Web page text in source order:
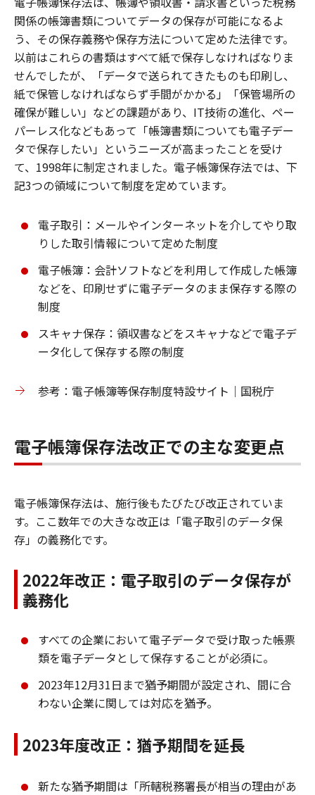
関係の帳簿書類についてデータの保存が可能になるよ
う、その保存義務や保存方法について定めた法律です。
以前はこれらの書類はすべて紙で保存しなければなりま
せんでしたが、「データで送られてきたものも印刷し、
紙で保管しなければならず手間がかかる」「保管場所の
確保が難しい」などの課題があり、IT技術の進化、ペー
パーレス化などもあって「帳簿書類についても電子デー
タで保存したい」というニーズが高まったことを受け
て、1998年に制定されました。電子帳簿保存法では、下
記3つの領域について制度を定めています。
電子取引：メールやインターネットを介してやり取
りした取引情報について定めた制度
電子帳簿：会計ソフトなどを利用して作成した帳簿
などを、印刷せずに電子データのまま保存する際の
制度
スキャナ保存：領収書などをスキャナなどで電子デ
ータ化して保存する際の制度
参考：電子帳簿等保存制度特設サイト｜国税庁
電子帳簿保存法改正での主な変更点
電子帳簿保存法は、施行後もたびたび改正されていま
す。ここ数年での大きな改正は「電子取引のデータ保
存」の義務化です。
2022年改正：電子取引のデータ保存が
義務化
すべての企業において電子データで受け取った帳票
類を電子データとして保存することが必須に。
2023年12月31日まで猶予期間が設定され、間に合
わない企業に関しては対応を猶予。
2023年度改正：猶予期間を延長
新たな猶予期間は「所轄税務署長が相当の理由があ